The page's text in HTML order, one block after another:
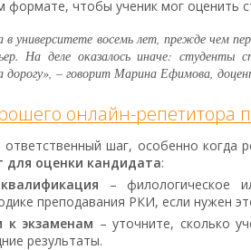
формате, чтобы ученик мог оценить
в университете восемь лет, прежде чем
На деле оказалось иначе: студенты
– говорит Марина Ефимова,
онлайн-репетитора
шаг, особенно когда
для оценки кандидата:
– филологическое
преподавания РКИ, если нужен
к экзаменам – уточните, сколько
результаты.